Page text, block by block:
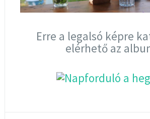
Erre a legalsó képre
elérhető az